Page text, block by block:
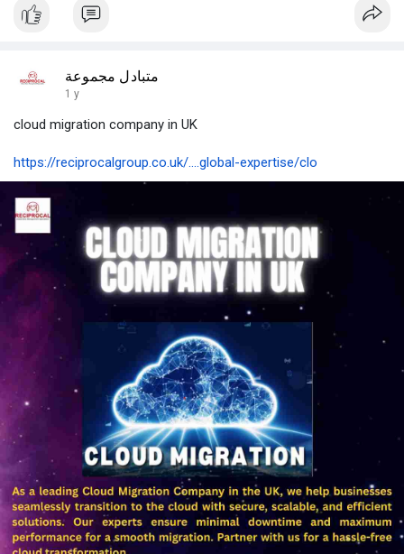
متبادل مجموعة
1 y
cloud migration company in UK
https://reciprocalgroup.co.uk/....global-expertise/clo